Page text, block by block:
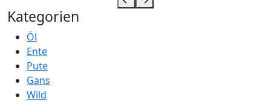
Kategorien
Öl
Ente
Pute
Gans
Wild